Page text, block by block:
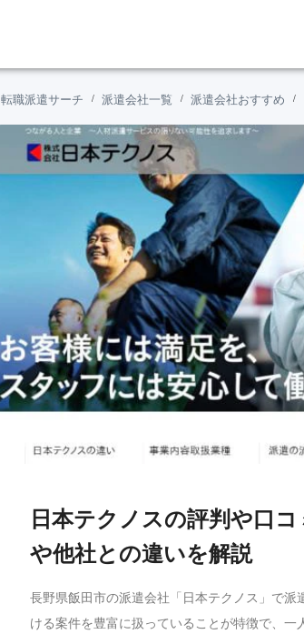
転職派遣サーチ 派遣会社一覧 派遣会社おすすめ
日本テクノスの評判や口
や他社との違いを解説
長野県飯田市の派遣会社「日本テクノス」で
ける案件を豊富に扱っていることが特徴で、